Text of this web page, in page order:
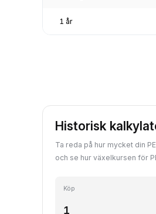
1 år
Historisk
Ta reda på hur mycket din
och se hur växelkursen för
Köp